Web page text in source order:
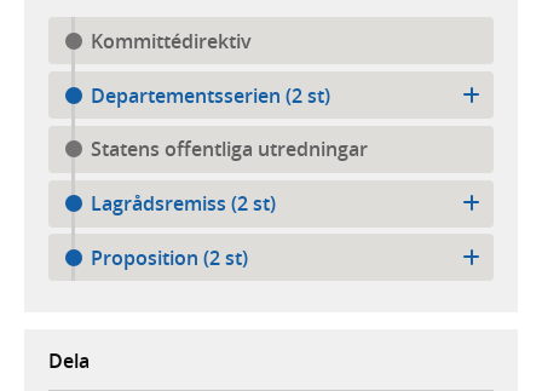
Kommittédirektiv
Departementsserien (2 st)
Statens offentliga utredningar
Lagrådsremiss (2 st)
Proposition (2 st)
Dela